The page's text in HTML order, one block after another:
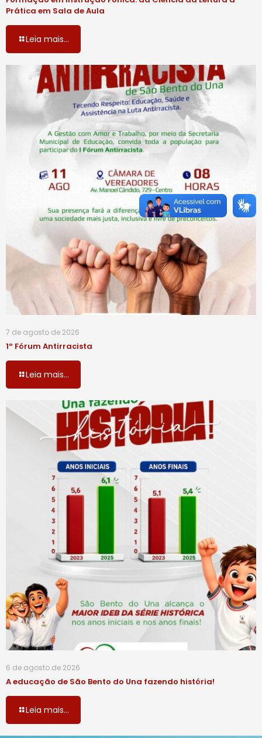
Prática em Sala de Aula
Leia mais...
7 de agosto de 2026
1º Fórum Antirracista
Leia mais...
6 de agosto de 2026
A educação de São Bento do Una fazendo história!
Leia mais...